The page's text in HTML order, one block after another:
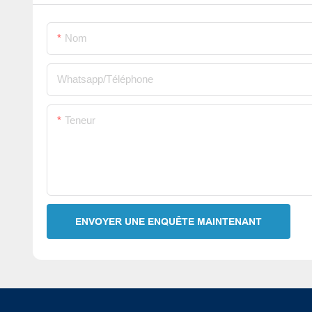
Nom
Whatsapp/Téléphone
Teneur
ENVOYER UNE ENQUÊTE MAINTENANT